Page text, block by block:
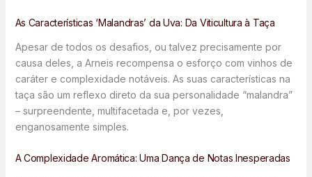
As Características ‘Malandras’ da Uva: Da Viticultura à Taça
Apesar de todos os desafios, ou talvez precisamente por
causa deles, a Arneis recompensa o esforço com vinhos de
caráter e complexidade notáveis. As suas características na
taça são um reflexo direto da sua personalidade “malandra”
– surpreendente, multifacetada e, por vezes,
enganosamente simples.
A Complexidade Aromática: Uma Dança de Notas Inesperadas